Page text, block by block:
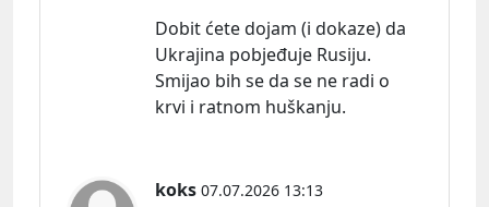
Dobit ćete dojam (i dokaze) da
Ukrajina pobjeđuje Rusiju.
Smijao bih se da se ne radi o
krvi i ratnom huškanju.
koks 07.07.2026 13:13